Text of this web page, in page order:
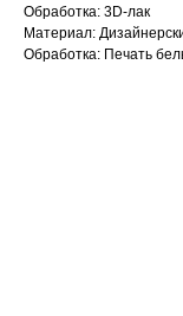
Обработка: 3D-лак
Материал:
Обработка: Печать